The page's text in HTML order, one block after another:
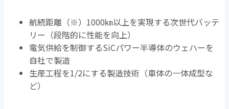
航続距離（※）1000㎞以上を実現する次世代バッテ
リー（段階的に性能を向上）
電気供給を制御するSiCパワー半導体のウェハーを
自社で製造
生産工程を1/2にする製造技術（車体の一体成型な
ど）